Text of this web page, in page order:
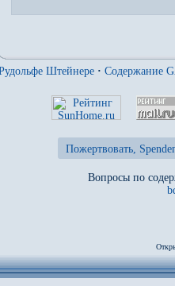
Штейнере · Содержание
Пожертвовать,
Вопросы по